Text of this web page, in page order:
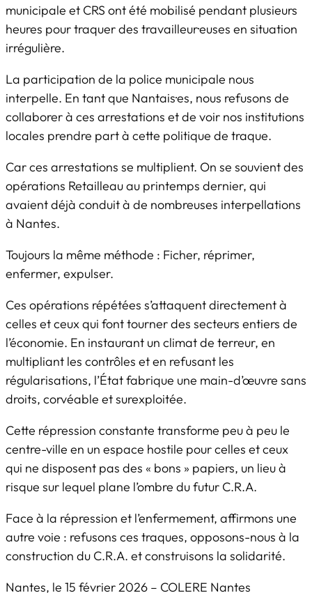
municipale et CRS ont été mobilisé pendant plusieurs
heures pour traquer des travailleur·euses en situation
irrégulière.
La participation de la police municipale nous
interpelle. En tant que Nantais·es, nous refusons de
collaborer à ces arrestations et de voir nos institutions
locales prendre part à cette politique de traque.
Car ces arrestations se multiplient. On se souvient des
opérations Retailleau au printemps dernier, qui
avaient déjà conduit à de nombreuses interpellations
à Nantes.
Toujours la même méthode : Ficher, réprimer,
enfermer, expulser.
Ces opérations répétées s’attaquent directement à
celles et ceux qui font tourner des secteurs entiers de
l’économie. En instaurant un climat de terreur, en
multipliant les contrôles et en refusant les
régularisations, l’État fabrique une main-d’œuvre sans
droits, corvéable et surexploitée.
Cette répression constante transforme peu à peu le
centre-ville en un espace hostile pour celles et ceux
qui ne disposent pas des « bons » papiers, un lieu à
risque sur lequel plane l’ombre du futur C.R.A.
Face à la répression et l’enfermement, affirmons une
autre voie : refusons ces traques, opposons-nous à la
construction du C.R.A. et construisons la solidarité.
Nantes, le 15 février 2026 – COLERE Nantes